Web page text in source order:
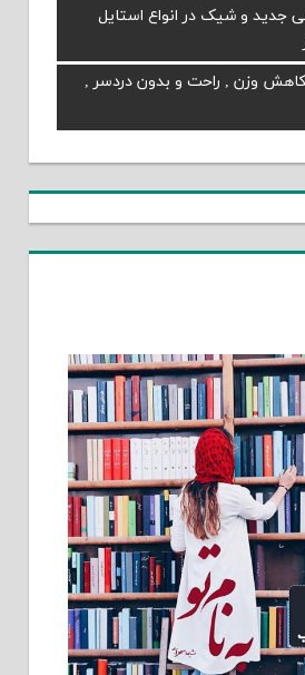
و شیک در انواع استایل
کاهش وزن , راحت و بدون دردسر ,